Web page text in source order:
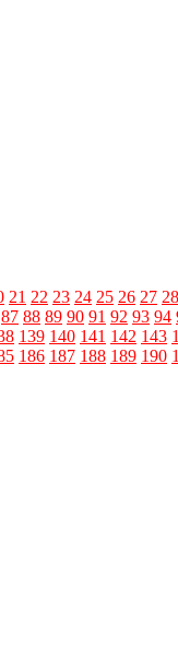
21 22 23 24 25 26 27 28
87 88 89 90 91 92 93 94
139 140 141 142 143
186 187 188 189 190